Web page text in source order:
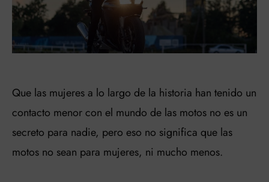
Que las mujeres a lo largo de la historia han tenido un
contacto menor con el mundo de las motos no es un
secreto para nadie, pero eso no significa que las
motos no sean para mujeres, ni mucho menos.